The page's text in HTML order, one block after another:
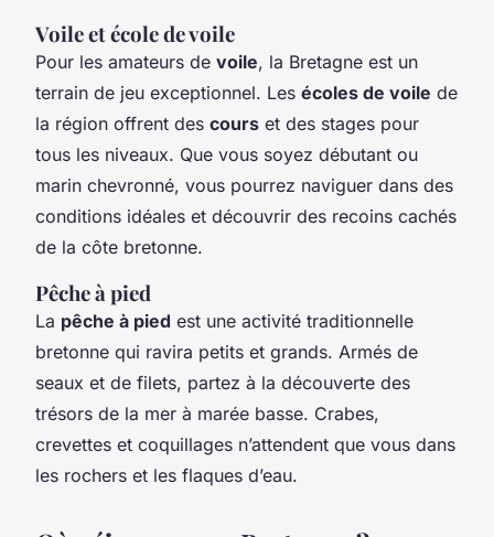
Voile et école de voile
Pour les amateurs de voile, la Bretagne est un
terrain de jeu exceptionnel. Les écoles de voile de
la région offrent des cours et des stages pour
tous les niveaux. Que vous soyez débutant ou
marin chevronné, vous pourrez naviguer dans des
conditions idéales et découvrir des recoins cachés
de la côte bretonne.
Pêche à pied
La pêche à pied est une activité traditionnelle
bretonne qui ravira petits et grands. Armés de
seaux et de filets, partez à la découverte des
trésors de la mer à marée basse. Crabes,
crevettes et coquillages n’attendent que vous dans
les rochers et les flaques d’eau.